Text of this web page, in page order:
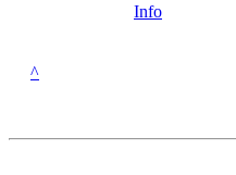
Info
^